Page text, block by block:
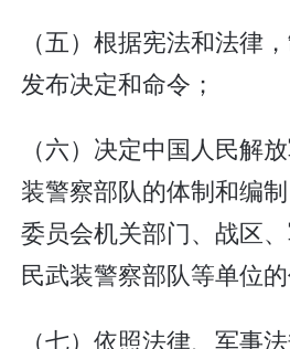
（五）根据宪法和法律
发布决定和命令；
（六）决定中国人民解
装警察部队的体制和编
委员会机关部门、战区
民武装警察部队等单位
（七）依照法律、军事